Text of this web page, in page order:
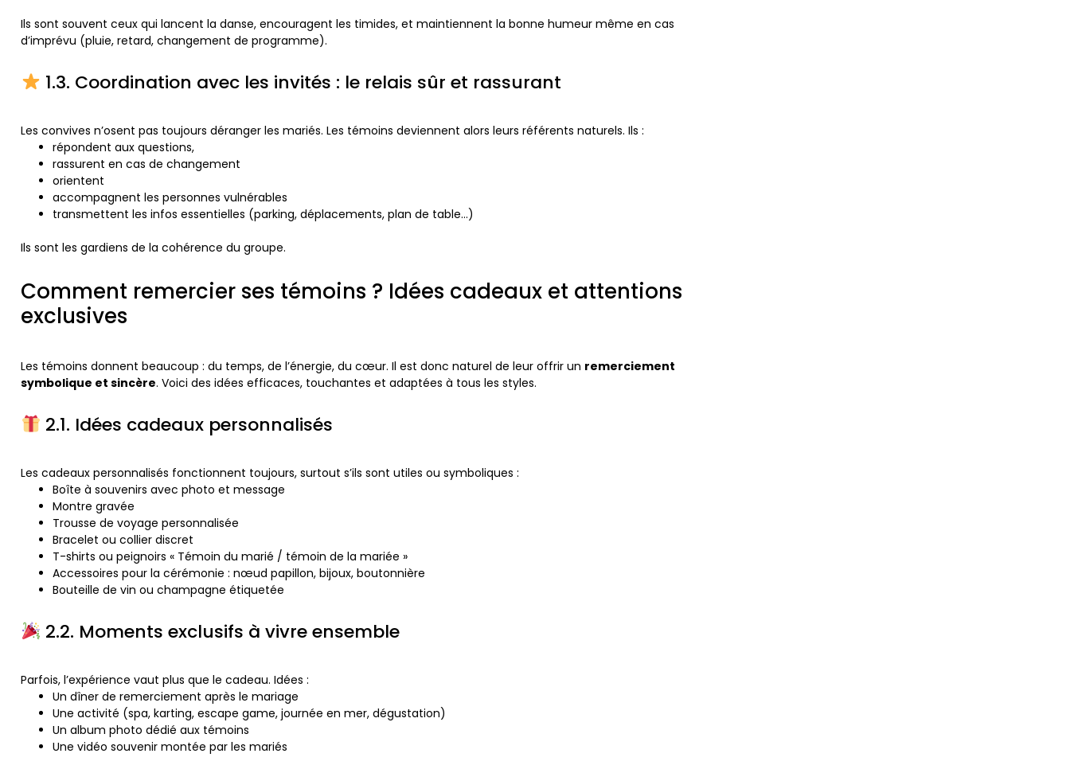
Ils sont souvent ceux qui lancent la danse, encouragent les timides, et maintiennent la bonne humeur même en cas
d’imprévu (pluie, retard, changement de programme).
1.3. Coordination avec les invités : le relais sûr et rassurant
Les convives n’osent pas toujours déranger les mariés. Les témoins deviennent alors leurs référents naturels. Ils :
répondent aux questions,
rassurent en cas de changement
orientent
accompagnent les personnes vulnérables
transmettent les infos essentielles (parking, déplacements, plan de table…)
Ils sont les gardiens de la cohérence du groupe.
Comment remercier ses témoins ? Idées cadeaux et attentions
exclusives
Les témoins donnent beaucoup : du temps, de l’énergie, du cœur. Il est donc naturel de leur offrir un remerciement
symbolique et sincère. Voici des idées efficaces, touchantes et adaptées à tous les styles.
2.1. Idées cadeaux personnalisés
Les cadeaux personnalisés fonctionnent toujours, surtout s’ils sont utiles ou symboliques :
Boîte à souvenirs avec photo et message
Montre gravée
Trousse de voyage personnalisée
Bracelet ou collier discret
T-shirts ou peignoirs « Témoin du marié / témoin de la mariée »
Accessoires pour la cérémonie : nœud papillon, bijoux, boutonnière
Bouteille de vin ou champagne étiquetée
2.2. Moments exclusifs à vivre ensemble
Parfois, l’expérience vaut plus que le cadeau. Idées :
Un dîner de remerciement après le mariage
Une activité (spa, karting, escape game, journée en mer, dégustation)
Un album photo dédié aux témoins
Une vidéo souvenir montée par les mariés